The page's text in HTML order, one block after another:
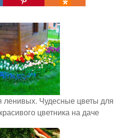
ленивых. Чудесные цветы для
цветника на даче